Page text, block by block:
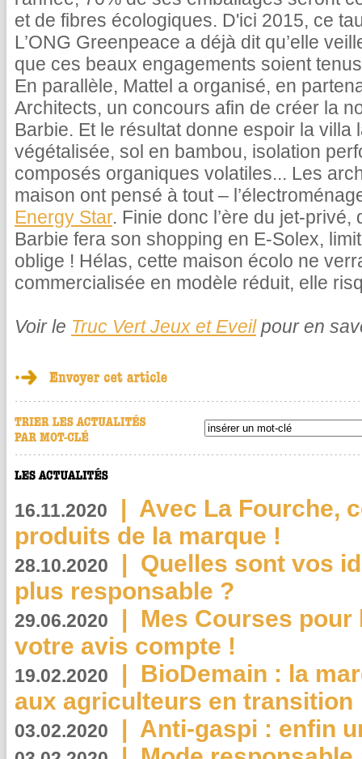
et de fibres écologiques. D'ici 2015, ce
L’ONG Greenpeace a déjà dit qu’elle
que ces beaux engagements soient
En parallèle, Mattel a organisé, en
Architects, un concours afin de créer la
Barbie. Et le résultat donne espoir la villa
végétalisée, sol en bambou, isolation
composés organiques volatiles... Les
maison ont pensé à tout –
Energy Star. Finie donc l’ère du jet-
Barbie fera son shopping en E-Solex,
oblige ! Hélas, cette maison écolo ne
commercialisée en modèle réduit, elle
Voir le Truc Vert Jeux et Eveilpour en
16.11.2020 | Avec La Fourche,
produits de la marque !
28.10.2020 | Quelles sont vos
plus responsable ?
29.06.2020 | Mes Courses pour
votre avis compte !
19.02.2020 | BioDemain : la
aux agriculteurs en transition
03.02.2020 | Anti-gaspi : enfin